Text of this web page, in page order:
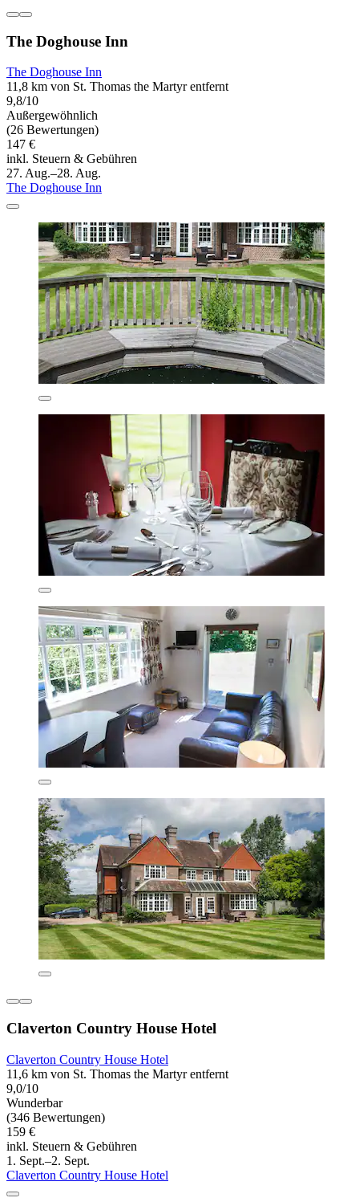
The Doghouse Inn
The Doghouse Inn
11,8 km von St. Thomas the Martyr entfernt
9,8/10
Außergewöhnlich
(26 Bewertungen)
147 €
inkl. Steuern & Gebühren
27. Aug.–28. Aug.
The Doghouse Inn
Claverton Country House Hotel
Claverton Country House Hotel
11,6 km von St. Thomas the Martyr entfernt
9,0/10
Wunderbar
(346 Bewertungen)
159 €
inkl. Steuern & Gebühren
1. Sept.–2. Sept.
Claverton Country House Hotel